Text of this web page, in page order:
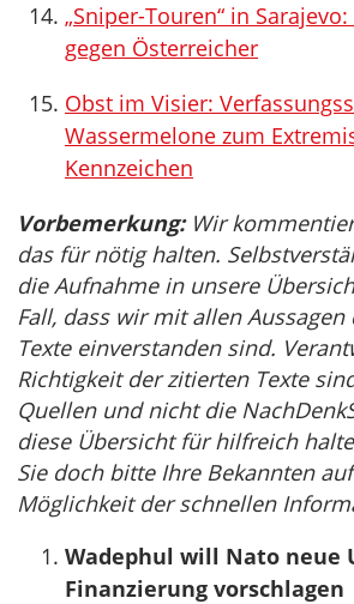
„Sniper-Touren“ in
gegen Österreicher
Obst im Visier:
Wassermelone zum
Kennzeichen
Vorbemerkung:Wir
das für nötig halten.
die Aufnahme in unsere
Fall, dass wir mit allen
Texte einverstanden sind.
Richtigkeit der zitierten Texte
Quellen und nicht die
diese Übersicht für hilfreich
Sie doch bitte Ihre Bekannten
Möglichkeit der schnellen
Wadephul will Nato neue
Finanzierung vorschlagen